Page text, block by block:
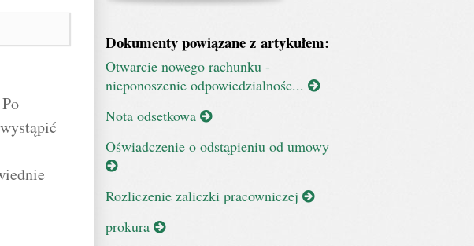
Dokumenty powiązane z artykułem:
Otwarcie nowego rachunku -
nieponoszenie odpowiedzialnośc...
Nota odsetkowa
Oświadczenie o odstąpieniu od umowy
Rozliczenie zaliczki pracowniczej
prokura